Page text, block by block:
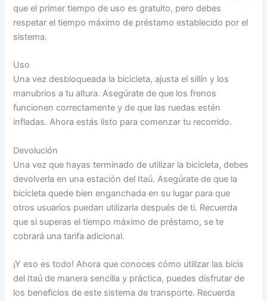
que el primer tiempo de uso es gratuito, pero debes
respetar el tiempo máximo de préstamo establecido por el
sistema.
Uso
Una vez desbloqueada la bicicleta, ajusta el sillín y los
manubrios a tu altura. Asegúrate de que los frenos
funcionen correctamente y de que las ruedas estén
infladas. Ahora estás listo para comenzar tu recorrido.
Devolución
Una vez que hayas terminado de utilizar la bicicleta, debes
devolverla en una estación del Itaú. Asegúrate de que la
bicicleta quede bien enganchada en su lugar para que
otros usuarios puedan utilizarla después de ti. Recuerda
que si superas el tiempo máximo de préstamo, se te
cobrará una tarifa adicional.
¡Y eso es todo! Ahora que conoces cómo utilizar las bicis
del Itaú de manera sencilla y práctica, puedes disfrutar de
los beneficios de este sistema de transporte. Recuerda